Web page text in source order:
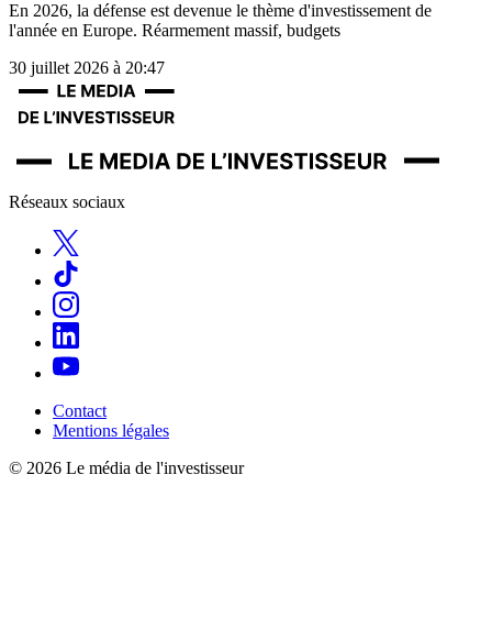
En 2026, la défense est devenue le thème d'investissement de
l'année en Europe. Réarmement massif, budgets
30 juillet 2026 à 20:47
Réseaux sociaux
Contact
Mentions légales
© 2026 Le média de l'investisseur